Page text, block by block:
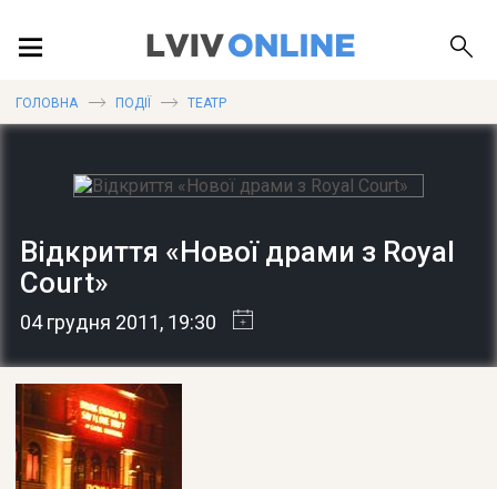
ПУБЛІКАЦІЇ
ДОВІДКА
ГОЛОВНА ПОДІЇ ТЕАТР
Відкриття «Нової драми з Royal
Court»
04 грудня 2011, 19:30